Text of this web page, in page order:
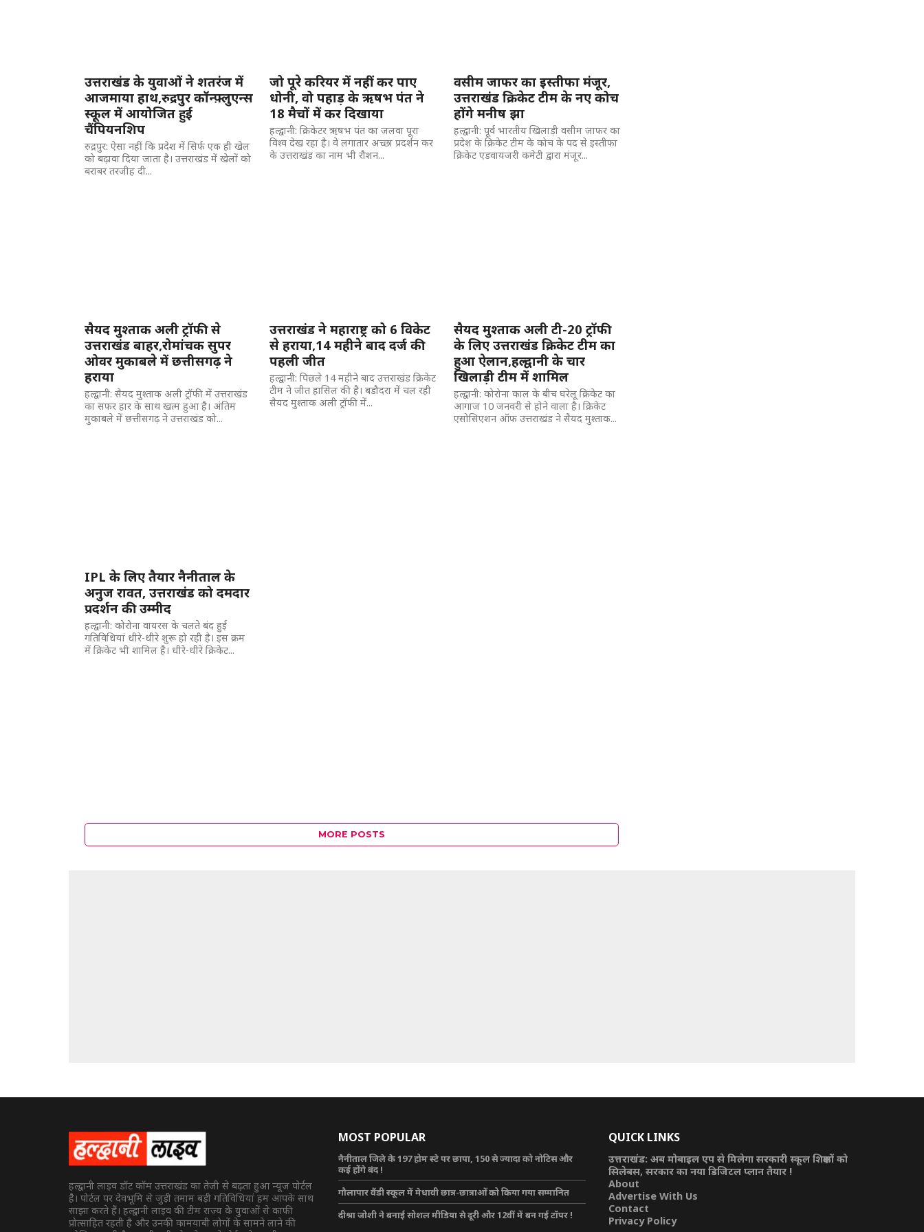
उत्तराखंड के युवाओं ने शतरंज में
आजमाया हाथ,रुद्रपुर कॉन्फ़्लुएन्स
स्कूल में आयोजित हुई
चैंपियनशिप
रुद्रपुर: ऐसा नहीं कि प्रदेश में सिर्फ एक ही खेल
को बढ़ावा दिया जाता है। उत्तराखंड में खेलों को
बराबर तरजीह दी...
जो पूरे करियर में नहीं कर पाए
धोनी, वो पहाड़ के ऋषभ पंत ने
18 मैचों में कर दिखाया
हल्द्वानी: क्रिकेटर ऋषभ पंत का जलवा पूरा
विश्व देख रहा है। वे लगातार अच्छा प्रदर्शन कर
के उत्तराखंड का नाम भी रौशन...
वसीम जाफर का इस्तीफा मंजूर,
उत्तराखंड क्रिकेट टीम के नए कोच
होंगे मनीष झा
हल्द्वानी: पूर्व भारतीय खिलाड़ी वसीम जाफर का
प्रदेश के क्रिकेट टीम के कोच के पद से इस्तीफा
क्रिकेट एडवायजरी कमेटी द्वारा मंजूर...
सैयद मुश्ताक अली ट्रॉफी से
उत्तराखंड बाहर,रोमांचक सुपर
ओवर मुकाबले में छत्तीसगढ़ ने
हराया
हल्द्वानी: सैयद मुश्ताक अली ट्रॉफी में उत्तराखंड
का सफर हार के साथ खत्म हुआ है। अंतिम
मुकाबले में छत्तीसगढ़ ने उत्तराखंड को...
उत्तराखंड ने महाराष्ट्र को 6 विकेट
से हराया,14 महीने बाद दर्ज की
पहली जीत
हल्द्वानी: पिछले 14 महीने बाद उत्तराखंड क्रिकेट
टीम ने जीत हासिल की है। बडौदरा में चल रही
सैयद मुश्ताक अली ट्रॉफी में...
सैयद मुश्ताक अली टी-20 ट्रॉफी
के लिए उत्तराखंड क्रिकेट टीम का
हुआ ऐलान,हल्द्वानी के चार
खिलाड़ी टीम में शामिल
हल्द्वानी: कोरोना काल के बीच घरेलू क्रिकेट का
आगाज 10 जनवरी से होने वाला है। क्रिकेट
एसोसिएशन ऑफ उत्तराखंड ने सैयद मुश्ताक...
IPL के लिए तैयार नैनीताल के
अनुज रावत, उत्तराखंड को दमदार
प्रदर्शन की उम्मीद
हल्द्वानी: कोरोना वायरस के चलते बंद हुई
गतिविधियां धीरे-धीरे शुरू हो रही है। इस क्रम
में क्रिकेट भी शामिल है। धीरे-धीरे क्रिकेट...
MORE POSTS
हल्द्वानी लाइव डॉट कॉम उत्तराखंड का तेजी से बढ़ता हुआ न्यूज पोर्टल
है। पोर्टल पर देवभूमि से जुड़ी तमाम बड़ी गतिविधियां हम आपके साथ
साझा करते हैं। हल्द्वानी लाइव की टीम राज्य के युवाओं से काफी
प्रोत्साहित रहती है और उनकी कामयाबी लोगों के सामने लाने की
MOST POPULAR
नैनीताल जिले के 197 होम स्टे पर छापा, 150 से ज्यादा को नोटिस और
कई होंगे बंद !
गौलापार वैंडी स्कूल में मेधावी छात्र-छात्राओं को किया गया सम्मानित
दीश्रा जोशी ने बनाई सोशल मीडिया से दूरी और 12वीं में बन गई टॉपर !
QUICK LINKS
उत्तराखंड: अब मोबाइल एप से मिलेगा सरकारी स्कूल शिक्षकों को
सिलेबस, सरकार का नया डिजिटल प्लान तैयार !
About
Advertise With Us
Contact
Privacy Policy